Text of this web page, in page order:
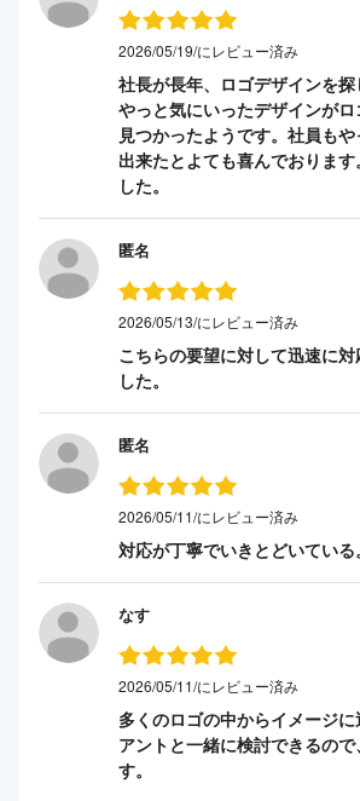
2026/05/19/にレビュー済み
社長が長年、ロゴデザインを探
やっと気にいったデザインが
見つかったようです。社員も
出来たとよても喜んでおりま
した。
匿名
2026/05/13/にレビュー済み
こちらの要望に対して迅速に
した。
匿名
2026/05/11/にレビュー済み
対応が丁寧でいきとどいている。
なす
2026/05/11/にレビュー済み
多くのロゴの中からイメージ
アントと一緒に検討できるので
す。